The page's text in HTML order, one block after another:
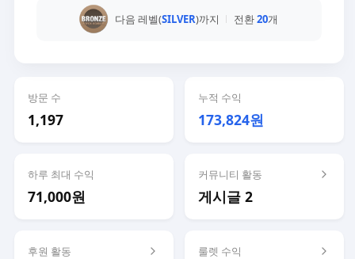
다음 레벨(SILVER)까지 전환20개
방문 수
1,197
누적 수익
173,824원
하루 최대 수익
71,000원
커뮤니티 활동
게시글 2
후원 활동 룰렛 수익